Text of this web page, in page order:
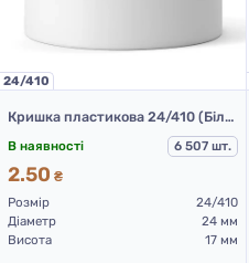
24/410
Кришка пластикова 24/410 (Білий)
В наявності 6 507 шт.
2.50 ₴
Розмір
24/410
Діаметр
24 мм
Висота
17 мм